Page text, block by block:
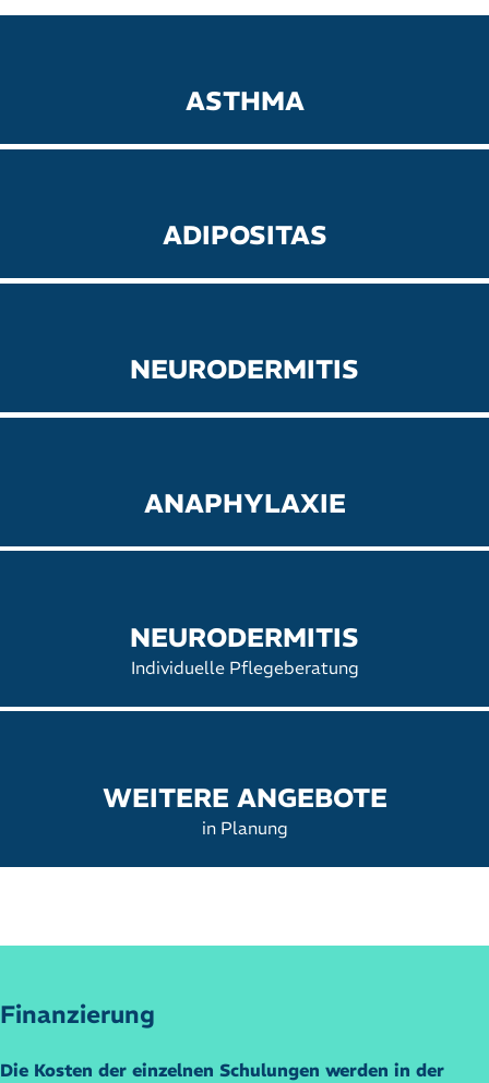
ASTHMA
ADIPOSITAS
NEURODERMITIS
ANAPHYLAXIE
NEURODERMITIS
Individuelle Pflegeberatung
WEITERE ANGEBOTE
in Planung
Finanzierung
Die Kosten der einzelnen Schulungen werden in der